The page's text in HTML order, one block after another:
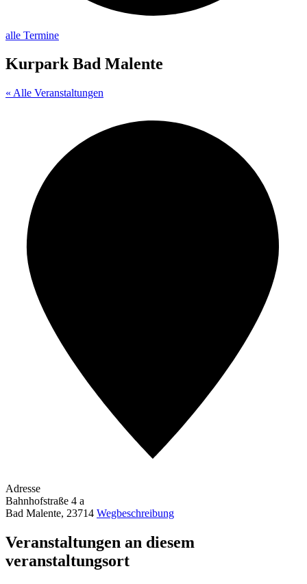
alle Termine
Kurpark Bad Malente
« Alle Veranstaltungen
Adresse
Bahnhofstraße 4 a
Bad Malente, 23714 Wegbeschreibung
Veranstaltungen an diesem
veranstaltungsort